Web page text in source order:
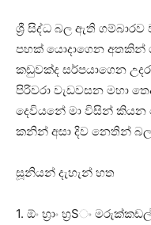
ශ්‍රී සිද්ධ බල ඇති
පහක්‌ යොදාගෙන අතකින්
කඩුවක්‌ද සර්පයාගෙන
පිරිවරා වැඩවසන මහා
දෙවියනේ මා විසින්
කනින් අසා දිව නෙතින්
සූනියන් දැහැන් හත
1. ඕං හ්‍රාං හ්‍රSං